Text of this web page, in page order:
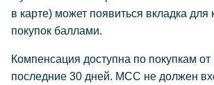
в карте) может появиться вкладка для
покупок баллами.
Компенсация доступна по покупкам от
последние 30 дней. MCC не должен